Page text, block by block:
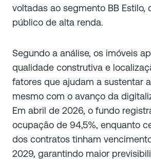
voltadas ao segmento BB Estilo,
público de alta renda.
Segundo a análise, os imóveis
qualidade construtiva e
fatores que ajudam a sustentar
mesmo com o avanço da
Em abril de 2026, o fundo
ocupação de 94,5%, enquanto
dos contratos tinham
2029, garantindo maior